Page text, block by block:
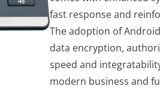
fast response and
The adoption of
data encryption,
speed and
modern business and